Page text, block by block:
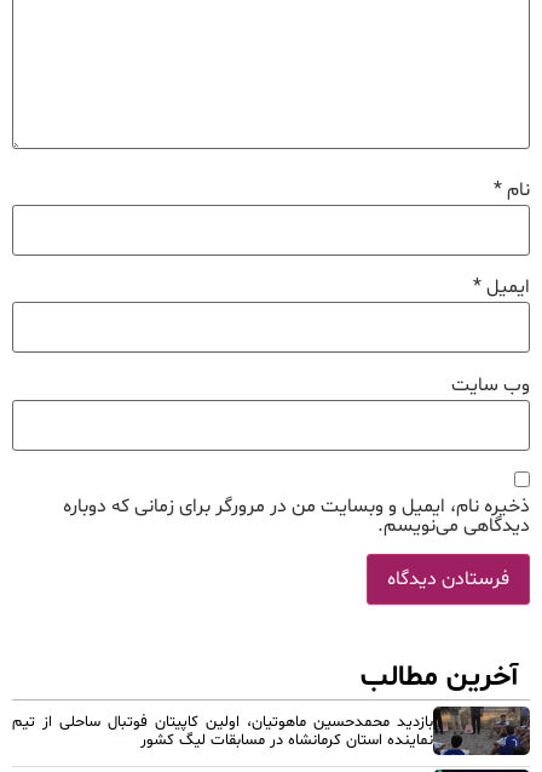
نام*
ایمیل*
وب‌ سایت
ذخیره نام، ایمیل و وبسایت من در مرورگر برای زمانی که دوباره
دیدگاهی می‌نویسم.
آخرین مطالب
بازدید محمدحسین ماهوتیان، اولین کاپیتان فوتبال ساحلی از تیم
نماینده استان کرمانشاه در مسابقات لیگ کشور